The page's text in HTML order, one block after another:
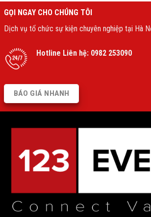
GỌI NGAY CHO CHÚNG TÔI
Dịch vụ tổ chức sự kiện chuyên nghiệp tại Hà
Hotline Liên hệ: 0982 253090
BÁO GIÁ NHANH